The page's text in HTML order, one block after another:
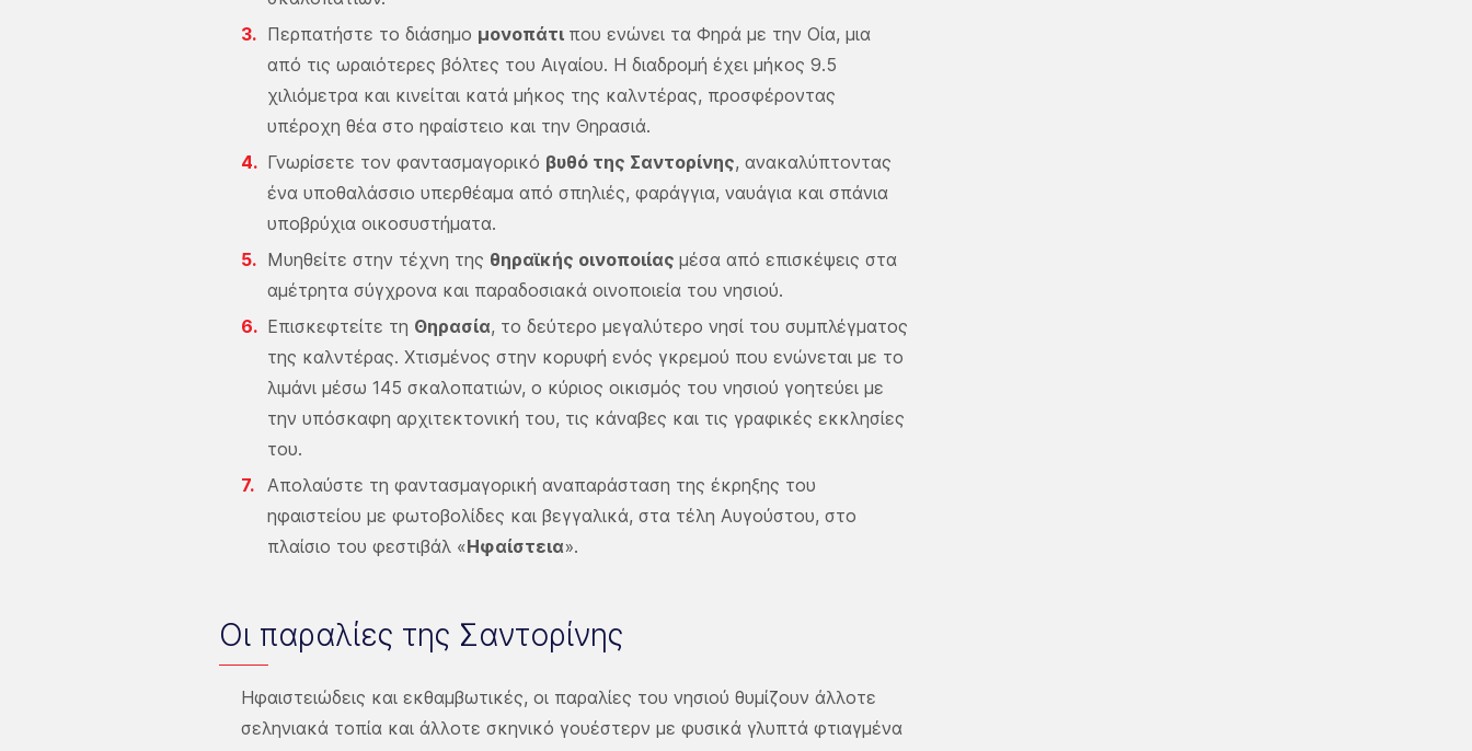
Περπατήστε το διάσημο μονοπάτι που ενώνει τα Φηρά με την Οία, μια
από τις ωραιότερες βόλτες του Αιγαίου. Η διαδρομή έχει μήκος 9.5
χιλιόμετρα και κινείται κατά μήκος της καλντέρας, προσφέροντας
υπέροχη θέα στο ηφαίστειο και την Θηρασιά.
Γνωρίσετε τον φαντασμαγορικό βυθό της Σαντορίνης, ανακαλύπτοντας
ένα υποθαλάσσιο υπερθέαμα από σπηλιές, φαράγγια, ναυάγια και σπάνια
υποβρύχια οικοσυστήματα.
Μυηθείτε στην τέχνη της θηραϊκής οινοποιίας μέσα από επισκέψεις στα
αμέτρητα σύγχρονα και παραδοσιακά οινοποιεία του νησιού.
Επισκεφτείτε τη Θηρασία, το δεύτερο μεγαλύτερο νησί του συμπλέγματος
της καλντέρας. Χτισμένος στην κορυφή ενός γκρεμού που ενώνεται με το
λιμάνι μέσω 145 σκαλοπατιών, ο κύριος οικισμός του νησιού γοητεύει με
την υπόσκαφη αρχιτεκτονική του, τις κάναβες και τις γραφικές εκκλησίες
του.
Απολαύστε τη φαντασμαγορική αναπαράσταση της έκρηξης του
ηφαιστείου με φωτοβολίδες και βεγγαλικά, στα τέλη Αυγούστου, στο
πλαίσιο του φεστιβάλ «Ηφαίστεια».
Οι παραλίες της Σαντορίνης
Ηφαιστειώδεις και εκθαμβωτικές, οι παραλίες του νησιού θυμίζουν άλλοτε
σεληνιακά τοπία και άλλοτε σκηνικό γουέστερν με φυσικά γλυπτά φτιαγμένα